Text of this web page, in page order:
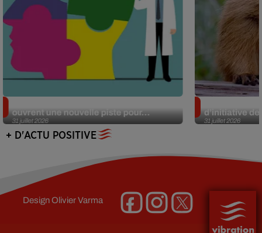
31 juillet 2026
ouvrent une nouvelle piste pour...
31 juillet 2026
d’initiative
+ D'ACTU POSITIVE
DesignOlivier Varma